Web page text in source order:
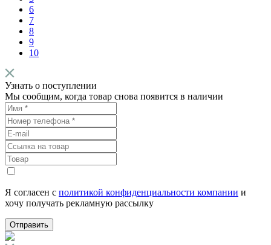
6
7
8
9
10
Узнать о поступлении
Мы сообщим, когда товар снова появится в наличии
Я согласен с политикой конфиденциальности компании и
хочу получать рекламную рассылку
Отправить